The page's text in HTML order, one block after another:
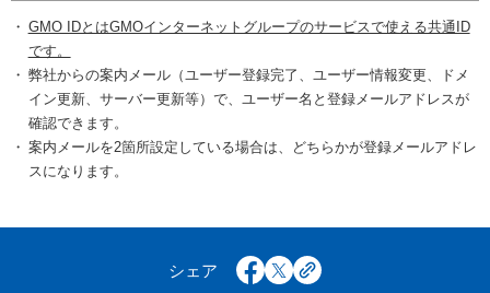
GMO IDとはGMOインターネットグループのサービスで使える共通ID
です。
弊社からの案内メール（ユーザー登録完了、ユーザー情報変更、ドメ
イン更新、サーバー更新等）で、ユーザー名と登録メールアドレスが
確認できます。
案内メールを2箇所設定している場合は、どちらかが登録メールアドレ
スになります。
シェア facebook
x copy